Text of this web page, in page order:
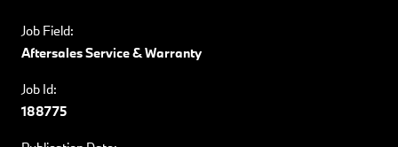
Job Field:
Aftersales Service & Warranty
Job Id:
188775